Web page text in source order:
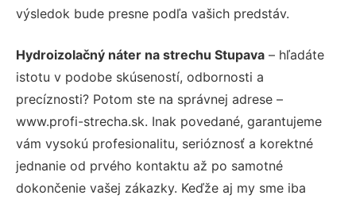
výsledok bude presne podľa vašich predstáv.
Hydroizolačný náter na strechu Stupava – hľadáte
istotu v podobe skúseností, odbornosti a
precíznosti? Potom ste na správnej adrese –
www.profi-strecha.sk. Inak povedané, garantujeme
vám vysokú profesionalitu, serióznosť a korektné
jednanie od prvého kontaktu až po samotné
dokončenie vašej zákazky. Keďže aj my sme iba